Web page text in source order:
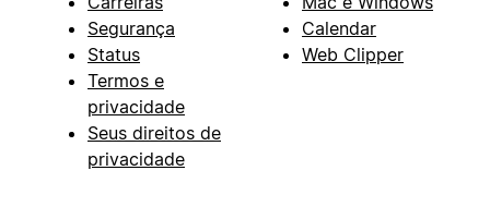
Segurança
Status
Termos e
privacidade
Seus direitos de
privacidade
Calendar
Web Clipper